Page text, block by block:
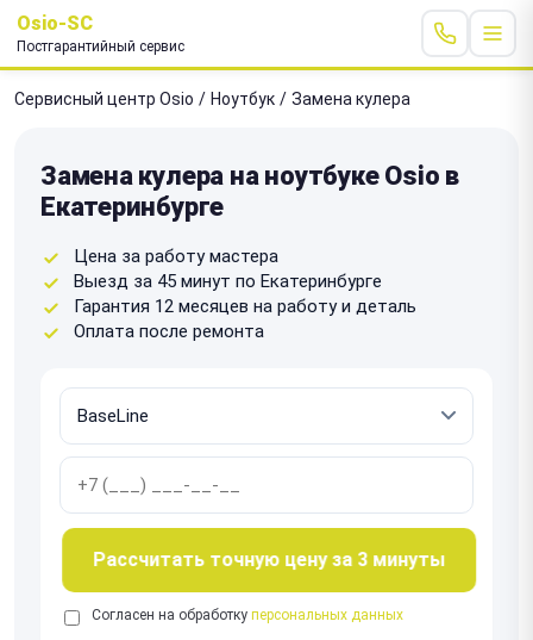
Osio-SC
Постгарантийный сервис
Сервисный центр Osio / Ноутбук / Замена кулера
Замена кулера на ноутбуке Osio в
Екатеринбурге
Цена за работу мастера
Выезд за 45 минут по Екатеринбурге
Гарантия 12 месяцев на работу и деталь
Оплата после ремонта
Рассчитать точную цену за 3 минуты
Согласен на обработку персональных данных